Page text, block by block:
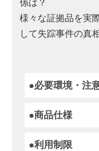
係は？
様々な証拠品を実
して失踪事件の真
●必要環境・注
コチラ
●商品仕様
●利用制限